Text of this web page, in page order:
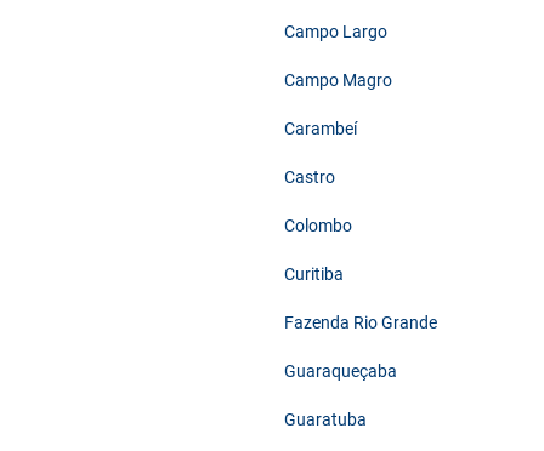
Campo Largo
Campo Magro
Carambeí
Castro
Colombo
Curitiba
Fazenda Rio Grande
Guaraqueçaba
Guaratuba